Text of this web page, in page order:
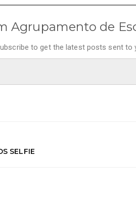
Agrupamento de
to get the latest posts sent to
SELFIE